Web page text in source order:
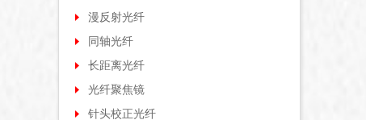
漫反射光纤
同轴光纤
长距离光纤
光纤聚焦镜
针头校正光纤